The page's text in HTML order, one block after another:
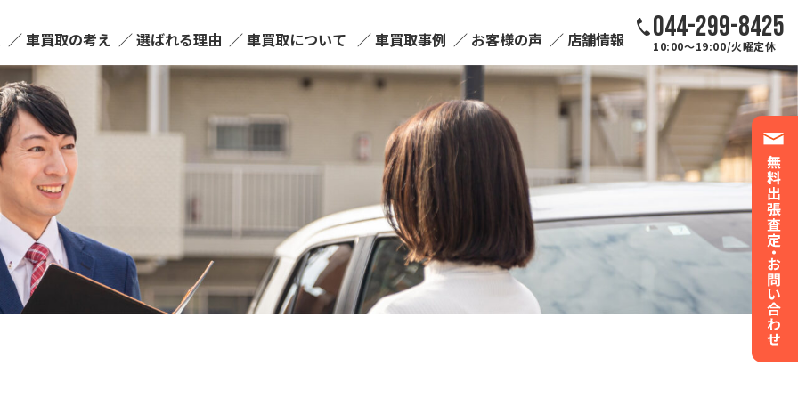
車買取の考え 選ばれる理由 車買取について 車買取事例 お客様の声 店舗情報 044-299-8425
10:00～19:00/火曜定休